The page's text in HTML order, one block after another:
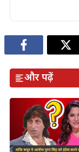
और पढ़ें